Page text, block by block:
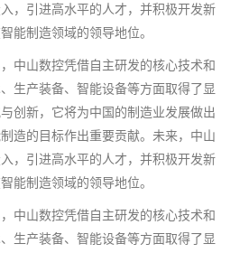
，引进高水平的人才，并积极开发新
能制造领域的领导地位。
中山数控凭借自主研发的核心技术和
生产装备、智能设备等方面取得了显
创新，它将为中国的制造业发展做出
造的目标作出重要贡献。未来，中山
，引进高水平的人才，并积极开发新
能制造领域的领导地位。
中山数控凭借自主研发的核心技术和
生产装备、智能设备等方面取得了显